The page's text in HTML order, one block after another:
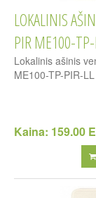
LOKALINIS
PIR ME100-
Lokalinis ašinis
ME100-TP-PIR-LL
Kaina: 159.00